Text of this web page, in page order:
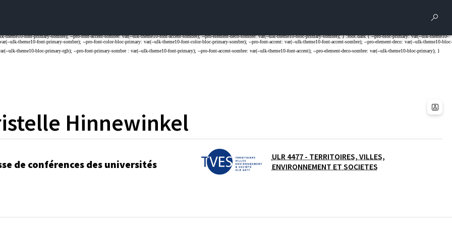
Hinnewinkel
de conférences des universités
ULR 4477 - TERRITOIRES, VILLES,
ENVIRONNEMENT ET SOCIETES